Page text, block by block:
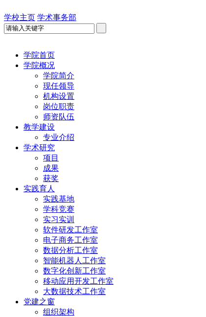
学校主页 学术事务部
学院首页
学院概况
学院简介
现任领导
机构设置
岗位职责
师资队伍
教学建设
专业介绍
学术研究
项目
成果
获奖
实践育人
实践基地
学科竞赛
实习实训
软件研发工作室
电子商务工作室
数据分析工作室
智能机器人工作室
数字化创新工作室
移动应用开发工作室
大数据技术工作室
党建之窗
组织架构